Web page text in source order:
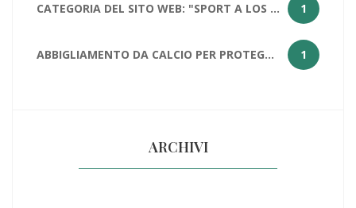
CATEGORIA DEL SITO WEB: "SPORT A LOS ANGELES: PERCHÉ LOS ANGELES HA DUE SQUADRE NFL? 1
ABBIGLIAMENTO DA CALCIO PER PROTEGGERE LE PALLE 1
ARCHIVI